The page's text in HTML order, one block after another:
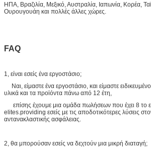
ΗΠΑ, Βραζιλία, Μεξικό, Αυστραλία, Ιαπωνία, Κορέα,
Ουρουγουάη και πολλές άλλες χώρες.
FAQ
1, είναι εσείς ένα εργοστάσιο;
Ναι, είμαστε ένα εργοστάσιο, και είμαστε
υλικά και τα προϊόντα πάνω από 12 έτη,
επίσης έχουμε μια ομάδα πωλήσεων που έχει 8 το
elites.providing εσείς με τις αποδοτικότερες λύσεις
αντανακλαστικής ασφάλειας.
2, θα μπορούσαν εσείς να δεχτούν μια μικρή διαταγή;